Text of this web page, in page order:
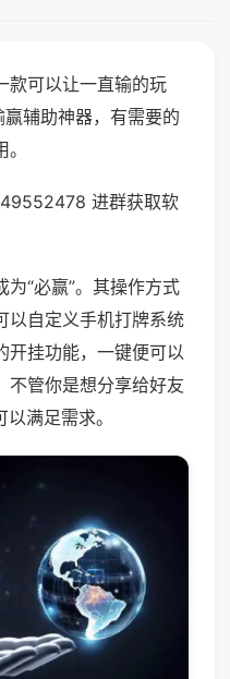
款可以让一直输的玩
赢辅助神器，有需要的
进群获取软
“必赢”。其操作方式
以自定义手机打牌系统
开挂功能，一键便可以
不管你是想分享给好友
满足需求。